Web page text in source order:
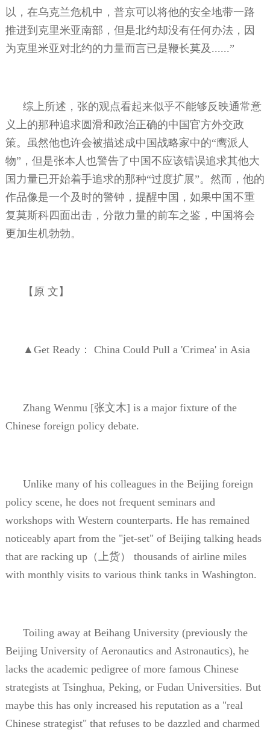
以，在乌克兰危机中，普京可以将他的安全地带一路
推进到克里米亚南部，但是北约却没有任何办法，因
为克里米亚对北约的力量而言已是鞭长莫及 ......”
综上所述，张的观点看起来似乎不能够反映通常意
义上的那种追求圆滑和政治正确的中国官方外交政
策。虽然他也许会被描述成中国战略家中的“鹰派人
物”，但是张本人也警告了中国不应该错误追求其他大
国力量已开始着手追求的那种“过度扩展”。然而，他的
作品像是一个及时的警钟，提醒中国，如果中国不重
复莫斯科四面出击，分散力量的前车之鉴，中国将会
更加生机勃勃。
【原 文】
▲Get Ready ： China Could Pull a 'Crimea' in Asia
Zhang Wenmu [张文木] is a major fixture of the
Chinese foreign policy debate.
Unlike many of his colleagues in the Beijing foreign
policy scene, he does not frequent seminars and
workshops with Western counterparts. He has remained
noticeably apart from the "jet-set" of Beijing talking heads
that are racking up（上货）
thousands of airline miles
with monthly visits to various think tanks in Washington.
Toiling away at Beihang University (previously the
Beijing University of Aeronautics and Astronautics), he
lacks the academic pedigree of more famous Chinese
strategists at Tsinghua, Peking, or Fudan Universities. But
maybe this has only increased his reputation as a "real
Chinese strategist" that refuses to be dazzled and charmed